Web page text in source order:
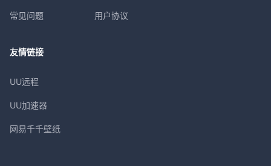
常见问题 用户协议
友情链接
UU远程
UU加速器
网易千千壁纸